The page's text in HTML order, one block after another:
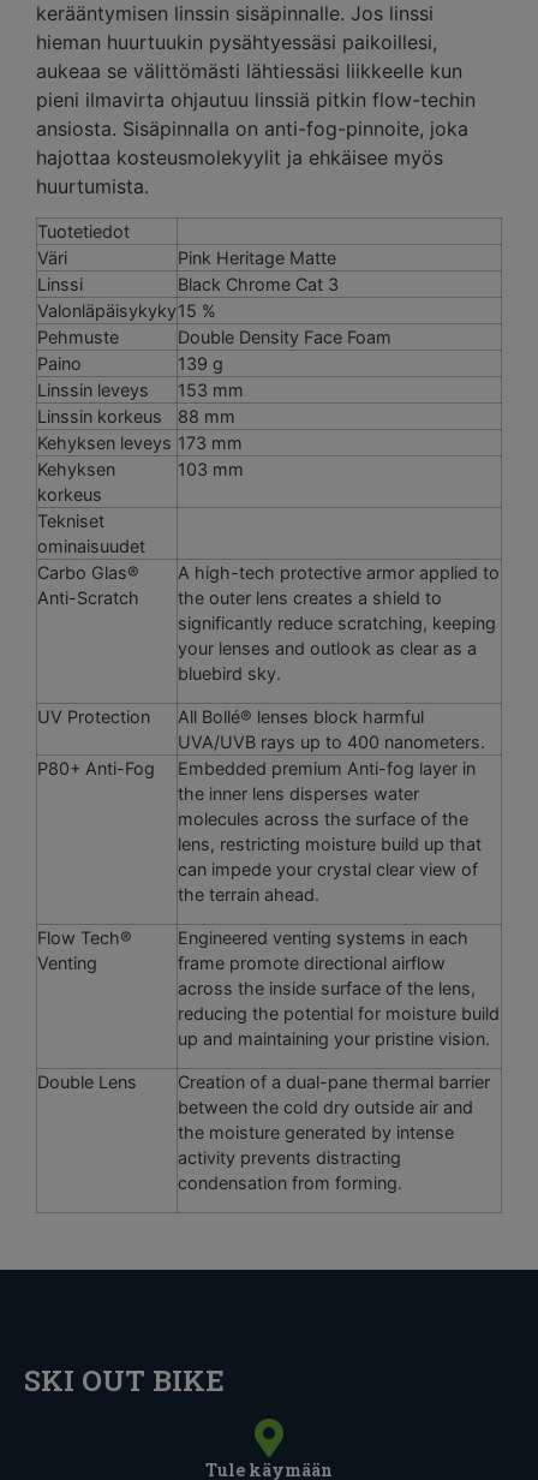
kerääntymisen linssin sisäpinnalle. Jos linssi
hieman huurtuukin pysähtyessäsi paikoillesi,
aukeaa se välittömästi lähtiessäsi liikkeelle kun
pieni ilmavirta ohjautuu linssiä pitkin flow-techin
ansiosta. Sisäpinnalla on anti-fog-pinnoite, joka
hajottaa kosteusmolekyylit ja ehkäisee myös
huurtumista.
Tuotetiedot
Väri
Pink Heritage Matte
Linssi
Black Chrome Cat 3
Valonläpäisykyky15 %
Pehmuste
Double Density Face Foam
Paino
139 g
Linssin leveys
153 mm
Linssin korkeus
88 mm
Kehyksen leveys 173 mm
Kehyksen
korkeus
103 mm
Tekniset
ominaisuudet
Carbo Glas®
Anti-Scratch
A high-tech protective armor applied to
the outer lens creates a shield to
significantly reduce scratching, keeping
your lenses and outlook as clear as a
bluebird sky.
UV Protection
All Bollé® lenses block harmful
UVA/UVB rays up to 400 nanometers.
P80+ Anti-Fog
Embedded premium Anti-fog layer in
the inner lens disperses water
molecules across the surface of the
lens, restricting moisture build up that
can impede your crystal clear view of
the terrain ahead.
Flow Tech®
Venting
Engineered venting systems in each
frame promote directional airflow
across the inside surface of the lens,
reducing the potential for moisture build
up and maintaining your pristine vision.
Double Lens
Creation of a dual-pane thermal barrier
between the cold dry outside air and
the moisture generated by intense
activity prevents distracting
condensation from forming.
SKI OUT BIKE
Tule käymään